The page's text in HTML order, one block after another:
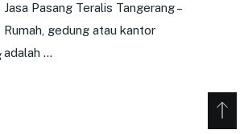
Jasa Pasang Teralis Tangerang –
Rumah, gedung atau kantor
adalah …